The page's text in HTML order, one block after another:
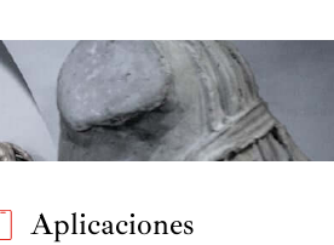
Aplicaciones